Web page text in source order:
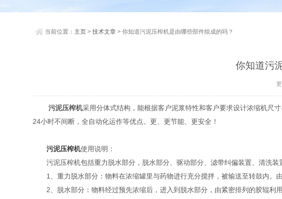
当前位置： 主页 >技术文章 > 你知道污泥压榨机是由哪些部件组成的吗？
你知道污
污泥压榨机采用分体式结构，能根据客户泥浆特性和客户要求设计浓缩机尺
24小时不间断，全自动化运作等优点。更、更节能、更安全！
污泥压榨机使用说明：
污泥压榨机包括重力脱水部分，脱水部分、驱动部分、滤带纠偏装置、清洗装
1、重力脱水部分：物料在浓缩罐里与药物进行充分搅拌，被输送至转鼓内。由
2、脱水部分：物料经过预先浓缩后，进入到脱水部分，由紧密排列的胶辊利用